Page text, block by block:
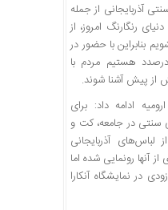
آذربایجانی از جمله
رنگارنگ امروز، از
بنابراین با حضور در
هستیم مردم با
از پیش آشنا شوند.
ادامه داد: برای
سنتی در جامعه، کت و
لباس‌های آذربایجانی
آنها رونمایی شده اما
در نمایشگاه آنکارا